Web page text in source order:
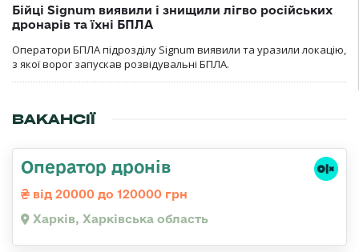
Бійці Signum виявили і знищили лігво російських
дронарів та їхні БПЛА
Оператори БПЛА підрозділу Signum виявили та уразили локацію,
з якої ворог запускав розвідувальні БПЛА.
ВАКАНСІЇ
Оператор дронів
від 20000 до 120000 грн
Харків, Харківська область